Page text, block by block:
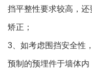
挡平整性要求较高，
矫正；
3、如考虑围挡安全性
预制的预埋件于墙体